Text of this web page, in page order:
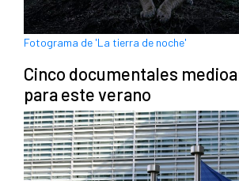
Fotograma de 'La tierra de noche'
Cinco documentales
para este verano